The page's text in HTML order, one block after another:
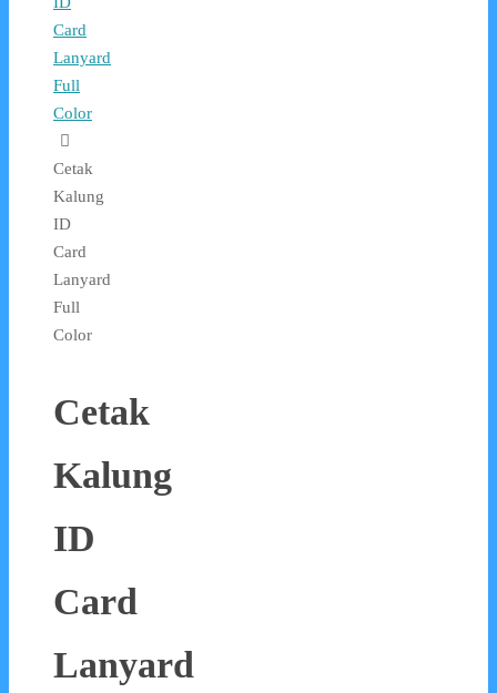
Card
Lanyard
Full
Color
Cetak
Kalung
ID
Card
Lanyard
Full
Color
Cetak
Kalung
ID
Card
Lanyard